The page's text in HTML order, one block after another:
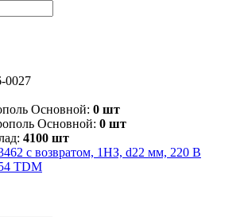
0027
Основной: 0 шт
Основной: 0 шт
4100 шт
с возвратом, 1НЗ, d22 мм, 220 В
TDM